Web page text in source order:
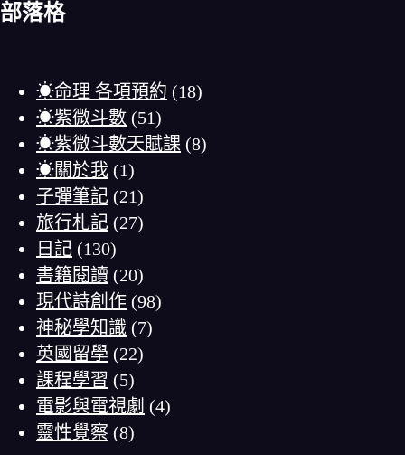
部落格
☀命理 各項預約 (18)
☀紫微斗數 (51)
☀紫微斗數天賦課 (8)
☀關於我 (1)
子彈筆記 (21)
旅行札記 (27)
日記 (130)
書籍閱讀 (20)
現代詩創作 (98)
神秘學知識 (7)
英國留學 (22)
課程學習 (5)
電影與電視劇 (4)
靈性覺察 (8)